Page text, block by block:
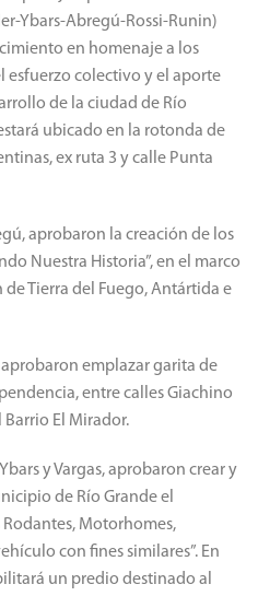
Ybars-Abregú-Rossi-Runin)
en homenaje a los
esfuerzo colectivo y el aporte
de la ciudad de Río
ubicado en la rotonda de
ex ruta 3 y calle Punta
aprobaron la creación de los
Nuestra Historia”, en el marco
Tierra del Fuego, Antártida e
emplazar garita de
entre calles Giachino
Barrio El Mirador.
y Vargas, aprobaron crear y
de Río Grande el
Motorhomes,
con fines similares”. En
un predio destinado al